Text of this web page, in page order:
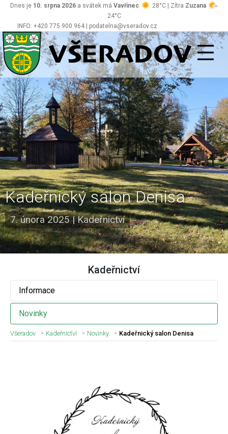
INFO: +420 775 900 964 | podatelna@vseradov.cz
Dnes je 10. srpna 2026 a svátek má Vavřinec 28°C | Zítra Zuzana
24°C
Všeradov
Kadeřnický salon Denisa
7. února 2025|Kadeřnictví
Kadeřnictví
Informace
Novinky
Všeradov Kadeřnictví Novinky Kadeřnický salon Denisa